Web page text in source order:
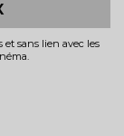
sans lien avec les